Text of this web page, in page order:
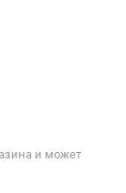
и может